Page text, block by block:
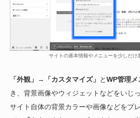
サイトの基本情報やメニューを少しだけ
「外観」→「カスタマイズ」 とWP管理メ
き、背景画像やウィジェットなどをいじ
サイト自体の背景カラーや画像などをプ